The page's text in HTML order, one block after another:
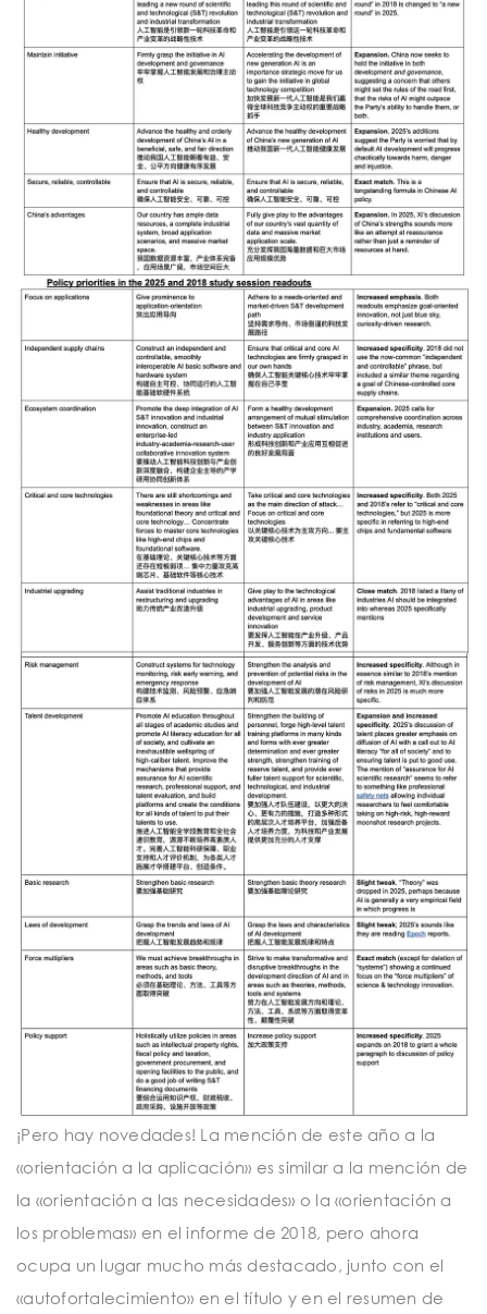
¡Pero hay novedades! La mención de este año a la
«orientación a la aplicación» es similar a la mención de
la «orientación a las necesidades» o la «orientación a
los problemas» en el informe de 2018, pero ahora
ocupa un lugar mucho más destacado, junto con el
«autofortalecimiento» en el título y en el resumen de